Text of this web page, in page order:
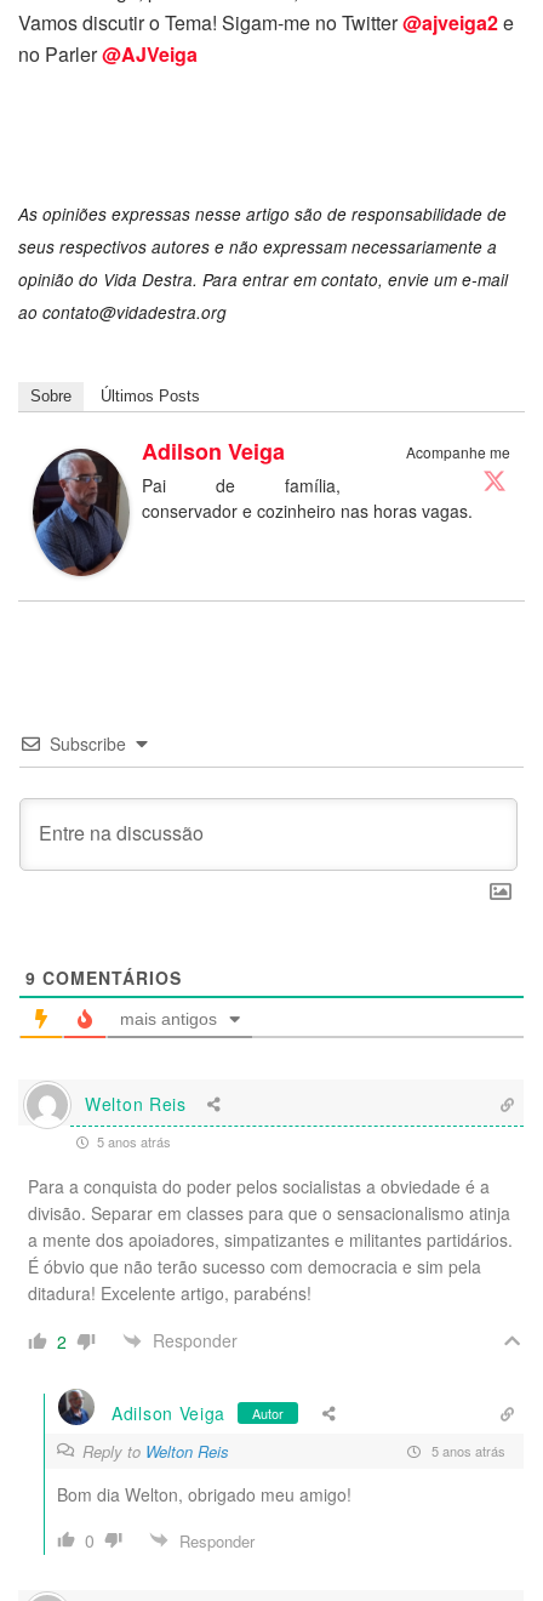
Vamos discutir o Tema! Sigam-me no Twitter@ajveiga2e
no Parler@AJVeiga
As opiniões expressas nesse artigo são de responsabilidade de
seus respectivos autores e não expressam necessariamente a
opinião do Vida Destra. Para entrar em contato, envie um e-mail
ao contato@vidadestra.org
Sobre Últimos Posts
Acompanhe me
Adilson Veiga
Pai de família,
conservador e cozinheiro nas horas vagas.
Subscribe
9 COMENTÁRIOS
mais antigos
Welton Reis
5 anos atrás
Para a conquista do poder pelos socialistas a obviedade é a
divisão. Separar em classes para que o sensacionalismo atinja
a mente dos apoiadores, simpatizantes e militantes partidários.
É óbvio que não terão sucesso com democracia e sim pela
ditadura! Excelente artigo, parabéns!
2
Responder
Adilson Veiga Autor
Reply to Welton Reis 5 anos atrás
Bom dia Welton, obrigado meu amigo!
0
Responder